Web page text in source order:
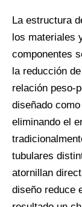
La estructura
los materiales
componentes
la reducción
relación peso-
diseñado
eliminando el
tubulares
atornillan
diseño reduce